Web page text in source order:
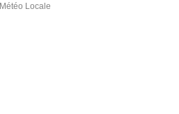
Météo Locale